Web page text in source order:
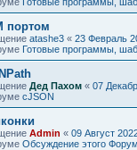
портом
atashe3 « 23 Февраль
Готовые программы,
Дед Пахом « 07
cJSON
Admin « 09 Август
Обсуждение этого